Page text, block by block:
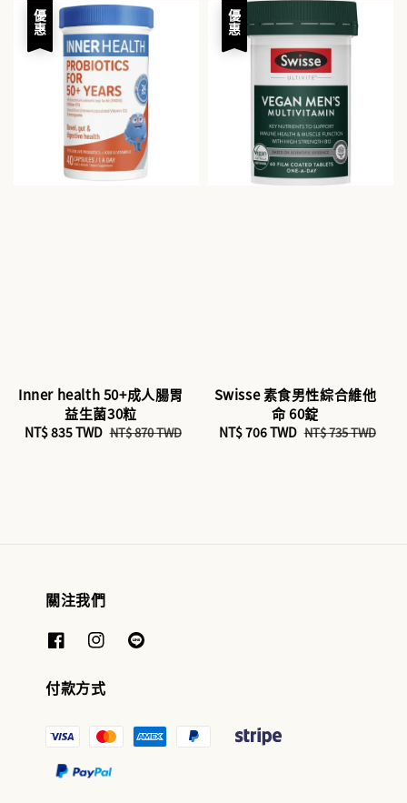
優惠
Inner health 50+成人腸胃
益生菌30粒
Sale
NT$ 835 TWD Regular
NT$ 870 TWD
優惠
Swisse 素食男性綜合維他
命 60錠
Sale
NT$ 706 TWD Regular
NT$ 735 TWD
關注我們
付款方式